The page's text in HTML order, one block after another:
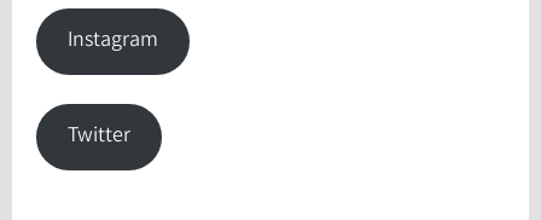
Instagram
Twitter